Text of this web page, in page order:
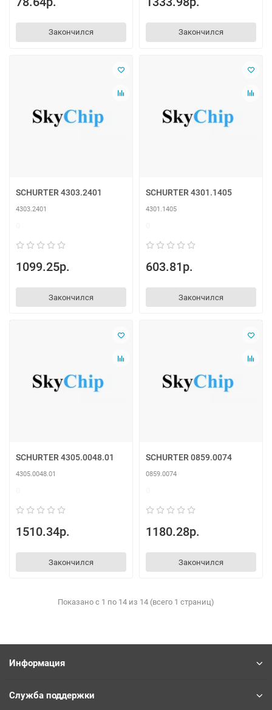
Закончился Закончился
SCHURTER 4303.2401
4303.2401
1099.25р.
Закончился
SCHURTER 4301.1405
4301.1405
603.81р.
Закончился
SCHURTER 4305.0048.01
4305.0048.01
1510.34р.
Закончился
SCHURTER 0859.0074
0859.0074
1180.28р.
Закончился
Показано с 1 по 14 из 14 (всего 1 страниц)
Информация
Служба поддержки